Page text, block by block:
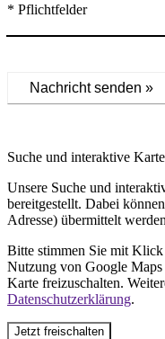
* Pflichtfelder
Nachricht senden »
Suche und interaktive
Unsere Suche und
bereitgestellt. Dabei
Adresse) übermittelt
Bitte stimmen Sie mit
Nutzung von Google
Karte freizuschalten.
Datenschutzerklärung.
Jetzt freischalten